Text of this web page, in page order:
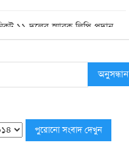
১১ দলের স্মারক লিপি প্রদান
বিক্ষোভ সমাবেশ ও গণমিছিল
শীর্ষে এম শহীদ
অনুসন্ধান